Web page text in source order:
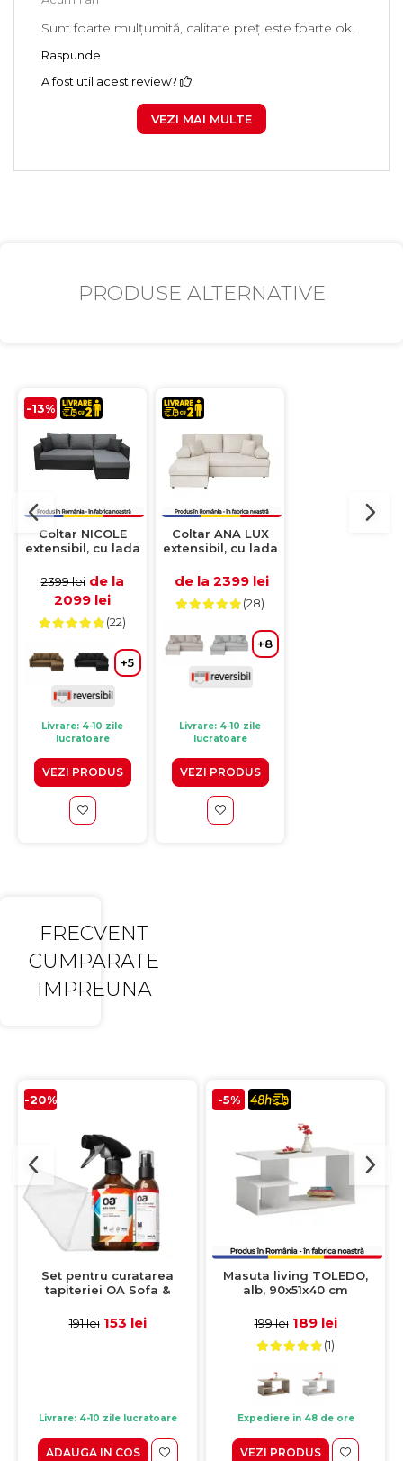
Sunt foarte mulțumită, calitate preț este foarte ok.
Raspunde
A fost util acest review?
VEZI MAI MULTE
PRODUSE ALTERNATIVE
-13%
Coltar NICOLE
extensibil, cu lada
interschimbabil,
negru + gri,
225x145x82 cm
2399 lei de la
2099 lei
(22)
+5
Livrare: 4-10 zile
lucratoare
VEZI PRODUS
Coltar ANA LUX
extensibil, cu lada
interschimbabil,
cm
de la 2399 lei
(28)
+8
Livrare: 4-10 zile
lucratoare
VEZI PRODUS
FRECVENT
CUMPARATE
IMPREUNA
-20%
Set pentru curatarea
tapiteriei OA Sofa &
Laveta din microfibra
191 lei 153 lei
Livrare: 4-10 zile lucratoare
ADAUGA IN COS
-5%
Masuta living TOLEDO,
alb, 90x51x40 cm
199 lei 189 lei
(1)
Expediere in 48 de ore
VEZI PRODUS